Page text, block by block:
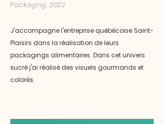
Packaging, 2022
J'accompagne l'entreprise québécoise Saint-
Plaisirs dans la réalisation de leurs
packagings alimentaires. Dans cet univers
sucré j'ai réalisé des visuels gourmands et
colorés.